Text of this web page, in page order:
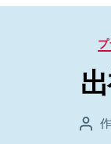
ニ
投